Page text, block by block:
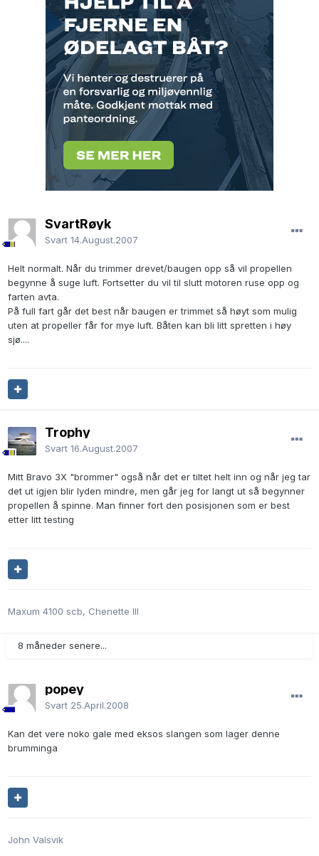
SvartRøyk
Svart 14.August.2007
Helt normalt. Når du trimmer drevet/baugen opp så vil propellen
begynne å suge luft. Fortsetter du vil til slutt motoren ruse opp og
farten avta.
På full fart går det best når baugen er trimmet så høyt som mulig
uten at propeller får for mye luft. Båten kan bli litt spretten i høy
sjø....
Trophy
Svart 16.August.2007
Mitt Bravo 3X "brommer" også når det er tiltet helt inn og når jeg tar
det ut igjen blir lyden mindre, men går jeg for langt ut så begynner
propellen å spinne. Man finner fort den posisjonen som er best
etter litt testing
Maxum 4100 scb, Chenette III
8 måneder senere...
popey
Svart 25.April.2008
Kan det vere noko gale med eksos slangen som lager denne
brumminga
John Valsvik